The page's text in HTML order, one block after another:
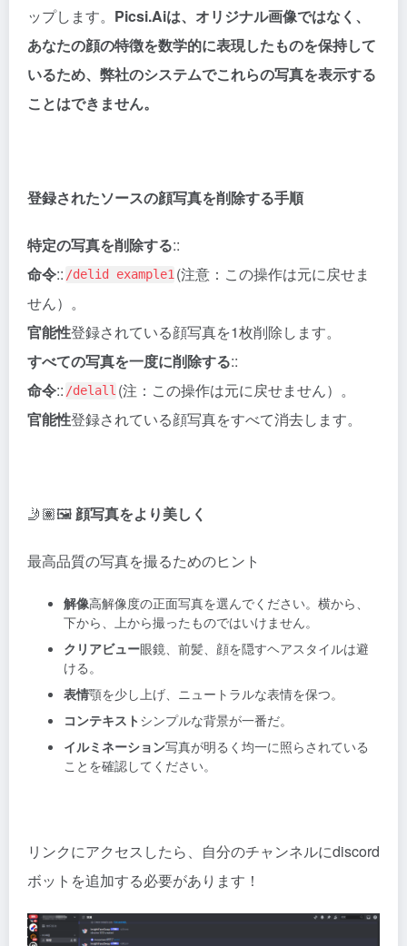
ップします。 Picsi.Aiは、オリジナル画像ではなく、
あなたの顔の特徴を数学的に表現したものを保持して
いるため、弊社のシステムでこれらの写真を表示する
ことはできません。
登録されたソースの顔写真を削除する手順
特定の写真を削除する::
命令:: /delid example1(注意：この操作は元に戻せま
せん）。
官能性登録されている顔写真を1枚削除します。
すべての写真を一度に削除する::
命令:: /delall (注：この操作は元に戻せません）。
官能性登録されている顔写真をすべて消去します。
🤳🏽🖼️ 顔写真をより美しく
最高品質の写真を撮るためのヒント
解像高解像度の正面写真を選んでください。横から、
下から、上から撮ったものではいけません。
クリアビュー眼鏡、前髪、顔を隠すヘアスタイルは避
ける。
表情顎を少し上げ、ニュートラルな表情を保つ。
コンテキスト シンプルな背景が一番だ。
イルミネーション写真が明るく均一に照らされている
ことを確認してください。
リンクにアクセスしたら、自分のチャンネルにdiscord
ボットを追加する必要があります！